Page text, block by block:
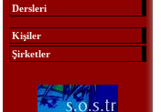
Dersleri
Kişiler
Şirketler